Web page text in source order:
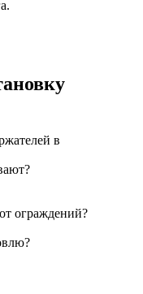
в
ограждений?